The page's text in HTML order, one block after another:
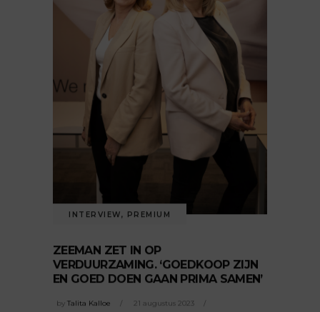
INTERVIEW, PREMIUM
ZEEMAN ZET IN OP
VERDUURZAMING. ‘GOEDKOOP ZIJN
EN GOED DOEN GAAN PRIMA SAMEN’
by Talita Kalloe 21 augustus 2023